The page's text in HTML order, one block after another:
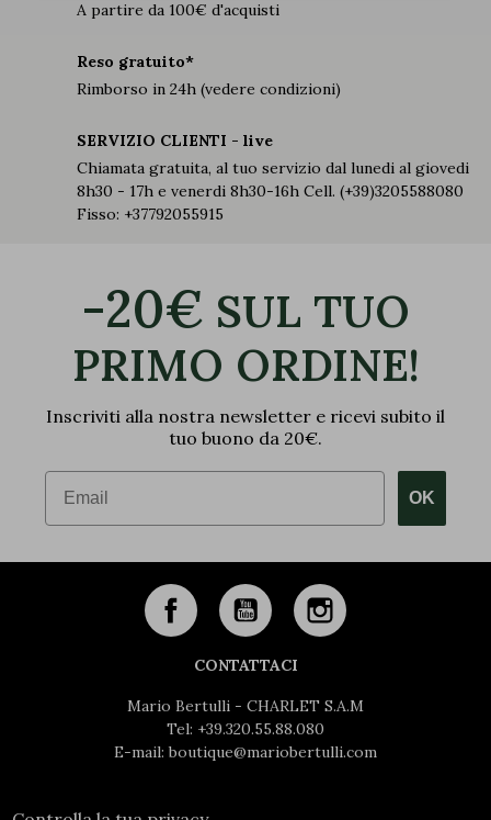
A partire da 100€ d'acquisti
Reso gratuito*
Rimborso in 24h (vedere condizioni)
SERVIZIO CLIENTI - live
Chiamata gratuita, al tuo servizio dal lunedi al giovedi
8h30 - 17h e venerdi 8h30-16h Cell. (+39)3205588080
Fisso: +37792055915
-20€ SUL TUO
PRIMO ORDINE!
Inscriviti alla nostra newsletter e ricevi subito il
tuo buono da 20€.
Email
OK
CONTATTACI
Mario Bertulli - CHARLET S.A.M
Tel: +39.320.55.88.080
E-mail: boutique@mariobertulli.com